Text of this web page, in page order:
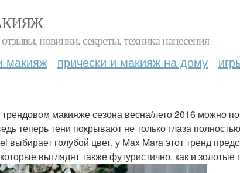
новинки, секреты, техника нанесения
макияж прически и макияж на дому
макияже сезона весна/лето 2016 можно
теперь тени покрывают не только глаза
выбирает голубой цвет, у Max Mara этот тренд
выглядят также футуристично, как и золотые